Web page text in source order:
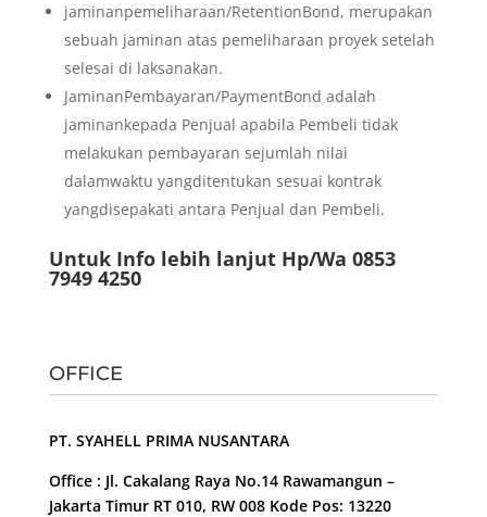
jaminanpemeliharaan/RetentionBond, merupakan
sebuah jaminan atas pemeliharaan proyek setelah
selesai di laksanakan.
JaminanPembayaran/PaymentBond adalah
jaminankepada Penjual apabila Pembeli tidak
melakukan pembayaran sejumlah nilai
dalamwaktu yangditentukan sesuai kontrak
yangdisepakati antara Penjual dan Pembeli.
Untuk Info lebih lanjut Hp/Wa 0853
7949 4250
OFFICE
PT. SYAHELL PRIMA NUSANTARA
Office : Jl. Cakalang Raya No.14 Rawamangun –
Jakarta Timur RT 010, RW 008 Kode Pos: 13220